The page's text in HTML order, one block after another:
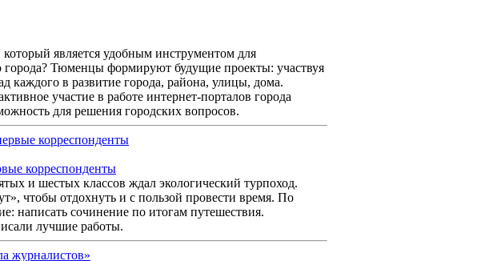
является удобным инструментом для
Тюменцы формируют будущие проекты: участвуя
каждого в развитие города, района, улицы, дома.
участие в работе интернет-порталов города
для решения городских вопросов.
корреспонденты
и шестых классов ждал экологический турпоход.
чтобы отдохнуть и с пользой провести время. По
написать сочинение по итогам путешествия.
лучшие работы.